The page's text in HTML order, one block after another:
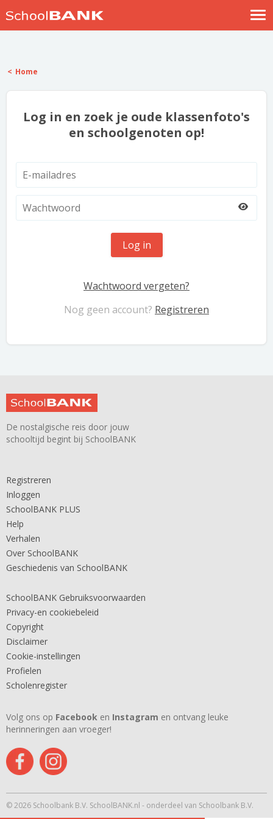
Help
Home
Log in en zoek je oude klassenfoto's
en schoolgenoten op!
Log in
Wachtwoord vergeten?
Nog geen account? Registreren
De nostalgische reis door jouw
schooltijd begint bij SchoolBANK
Registreren
Inloggen
SchoolBANK PLUS
Help
Verhalen
Over SchoolBANK
Geschiedenis van SchoolBANK
SchoolBANK Gebruiksvoorwaarden
Privacy-en cookiebeleid
Copyright
Disclaimer
Cookie-instellingen
Profielen
Scholenregister
Volg ons op Facebook en Instagram en ontvang leuke
herinneringen aan vroeger!
© 2026 Schoolbank B.V. SchoolBANK.nl - onderdeel van Schoolbank B.V.